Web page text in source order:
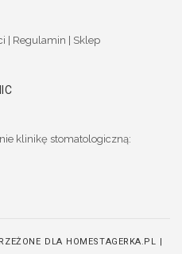
| Regulamin | Sklep
klinikę stomatologiczną:
DLA HOMESTAGERKA.PL |